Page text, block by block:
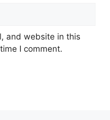
and website in this
I comment.